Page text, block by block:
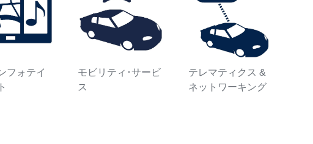
フォテイ
モビリティ･サービ
ス
テレマティクス &
ネットワーキング